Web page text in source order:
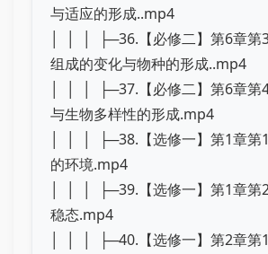
与适应的形成..mp4
│ │ │ ├─36.【必修二】第6章第
组成的变化与物种的形成..mp4
│ │ │ ├─37.【必修二】第6章第
与生物多样性的形成.mp4
│ │ │ ├─38.【选修一】第1章第
的环境.mp4
│ │ │ ├─39.【选修一】第1章第
稳态.mp4
│ │ │ ├─40.【选修一】第2章第